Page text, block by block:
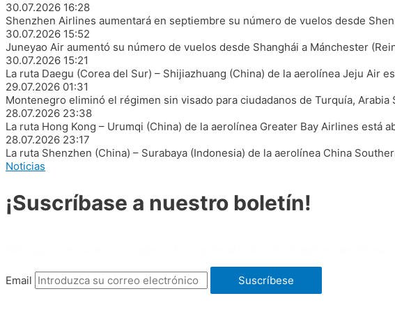
30.07.2026 16:28
Shenzhen Airlines aumentará en septiembre su número de vuelos desde
30.07.2026 15:52
Juneyao Air aumentó su número de vuelos desde Shanghái a Mánchester
30.07.2026 15:21
La ruta Daegu (Corea del Sur) – Shijiazhuang (China) de la aerolínea Jeju Air
29.07.2026 01:31
Montenegro eliminó el régimen sin visado para ciudadanos de Turquía, Arabia
28.07.2026 23:38
La ruta Hong Kong – Urumqi (China) de la aerolínea Greater Bay Airlines está
28.07.2026 23:17
La ruta Shenzhen (China) – Surabaya (Indonesia) de la aerolínea China
Noticias
¡Suscríbase a nuestro boletín!
Email Suscríbese